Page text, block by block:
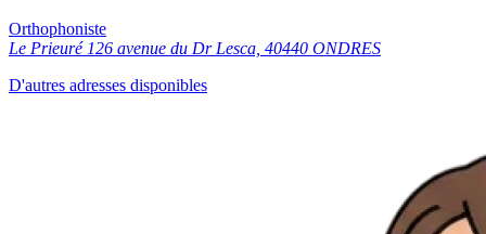
Orthophoniste
Le Prieuré 126 avenue du Dr Lesca, 40440 ONDRES
D'autres adresses disponibles